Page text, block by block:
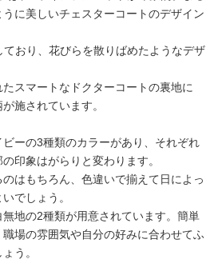
に美しいチェスターコートのデザイン
ており、花びらを散りばめたようなデザ
スマートなドクターコートの裏地に
施されています。
ーの3種類のカラーがあり、それぞれ
印象はがらりと変わります。
はもちろん、色違いで揃えて日によっ
でしょう。
地の2種類が用意されています。簡単
場の雰囲気や自分の好みに合わせてふ
う。